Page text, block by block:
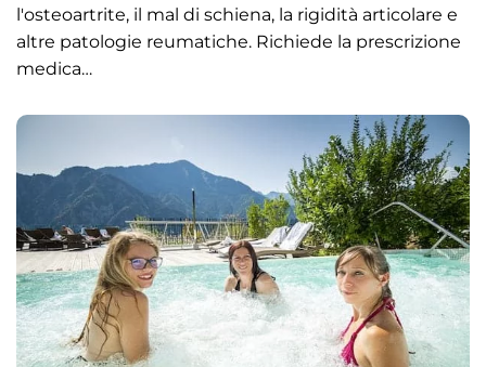
l'osteoartrite, il mal di schiena, la rigidità articolare e
altre patologie reumatiche. Richiede la prescrizione
medica…